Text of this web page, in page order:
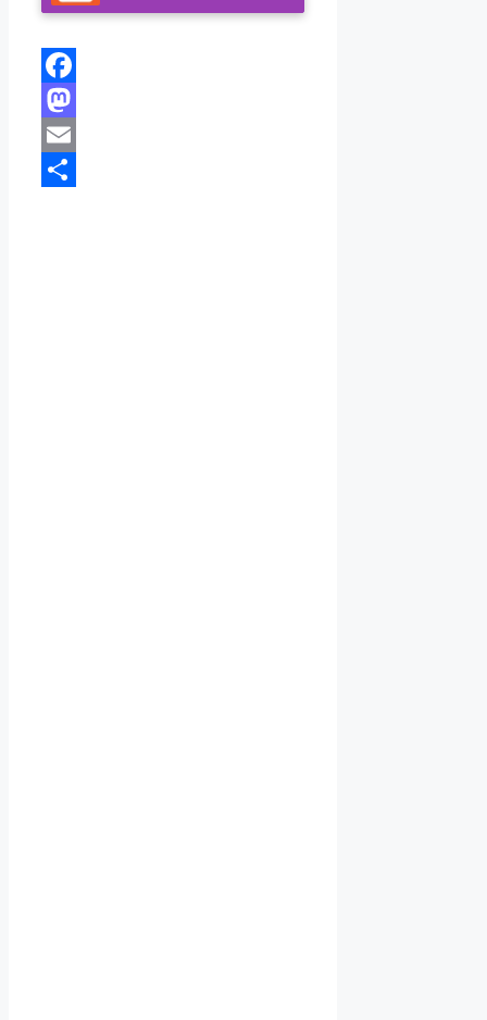
Facebook
Mastodon
Email